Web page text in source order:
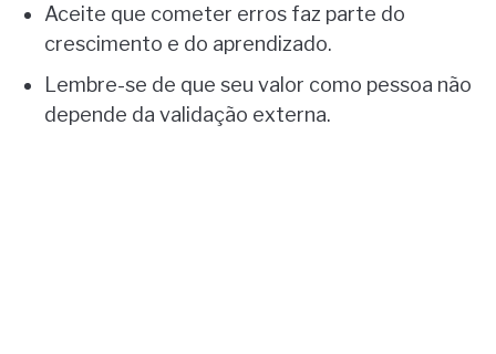
Aceite que cometer erros faz parte do
crescimento e do aprendizado.
Lembre-se de que seu valor como pessoa não
depende da validação externa.